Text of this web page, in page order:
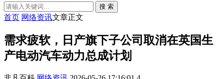
搜 索
首页 网络资讯文章正文
需求疲软，日产旗下子公司取消在英国生
产电动汽车动力总成计划